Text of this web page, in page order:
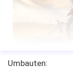
Umbauten: